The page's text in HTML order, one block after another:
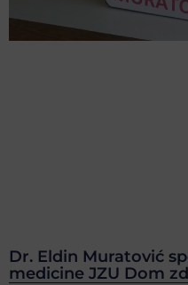
Dr. Eldin Muratović
medicine JZU Dom